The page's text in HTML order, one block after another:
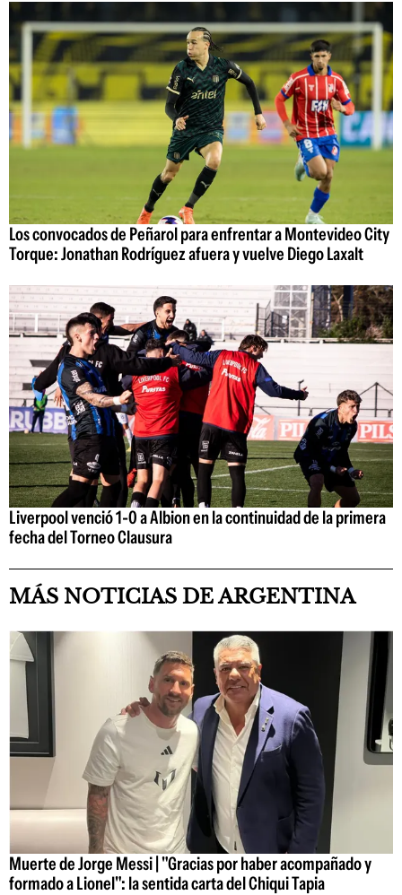
Los convocados de Peñarol para enfrentar a Montevideo City
Torque: Jonathan Rodríguez afuera y vuelve Diego Laxalt
Liverpool venció 1-0 a Albion en la continuidad de la primera
fecha del Torneo Clausura
MÁS NOTICIAS DE ARGENTINA
Muerte de Jorge Messi | "Gracias por haber acompañado y
formado a Lionel": la sentida carta del Chiqui Tapia